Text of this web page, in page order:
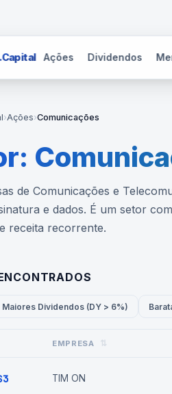
Ações Dividendos
›Ações›Comunicações
de Comunicações e
e dados. É um setor
receita recorrente.
Maiores Dividendos (DY > 6%)
EMPRESA ⇅
TIM ON